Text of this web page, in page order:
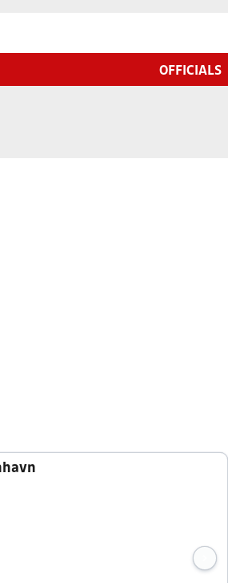
OFFICIALS